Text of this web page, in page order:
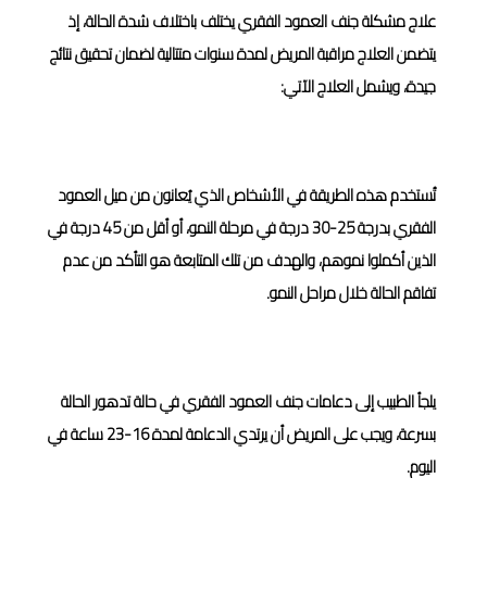
علاج مشكلة جنف العمود الفقري يختلف باختلاف شدة الحالة، إذ
يتضمن العلاج مراقبة المريض لمدة سنوات متتالية لضمان تحقيق نتائج
جيدة، ويشمل العلاج الآتي:
تُستخدم هذه الطريقة في الأشخاص الذي يُعانون من ميل العمود
الفقري بدرجة 25-30 درجة في مرحلة النمو، أو أقل من 45 درجة في
الذين أكملوا نموهم، والهدف من تلك المتابعة هو التأكد من عدم
تفاقم الحالة خلال مراحل النمو.
يلجأ الطبيب إلى دعامات جنف العمود الفقري في حالة تدهور الحالة
بسرعة، ويجب على المريض أن يرتدي الدعامة لمدة 16-23 ساعة في
اليوم.